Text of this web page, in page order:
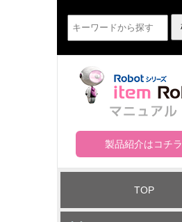
製品紹介はコチラ
TOP